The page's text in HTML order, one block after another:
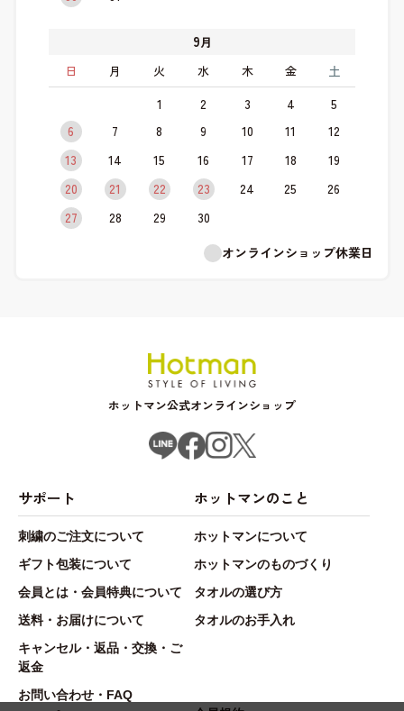
9月
日
月 火 水 木 金 土
1 2 3 4
5
6
7 8 9 10 11
12
13
14 15 16 17 18
19
20
21 22 23 24 25
26
27
28 29
30
オンラインショップ休業日
ホットマン公式オンラインショップ
サポート
刺繍のご注文について
ギフト包装について
会員とは・会員特典について
送料・お届けについて
キャンセル・返品・交換・ご
返金
お問い合わせ・FAQ
ホットマンのこと
ホットマンについて
ホットマンのものづくり
タオルの選び方
タオルのお手入れ